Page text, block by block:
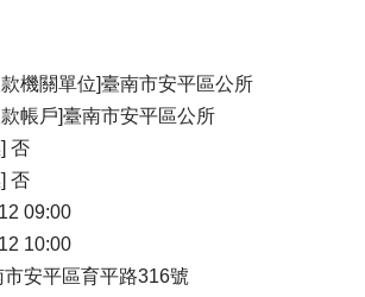
機關單位]臺南市安平區公所
帳戶]臺南市安平區公所
否
否
09:00
10:00
安平區育平路316號